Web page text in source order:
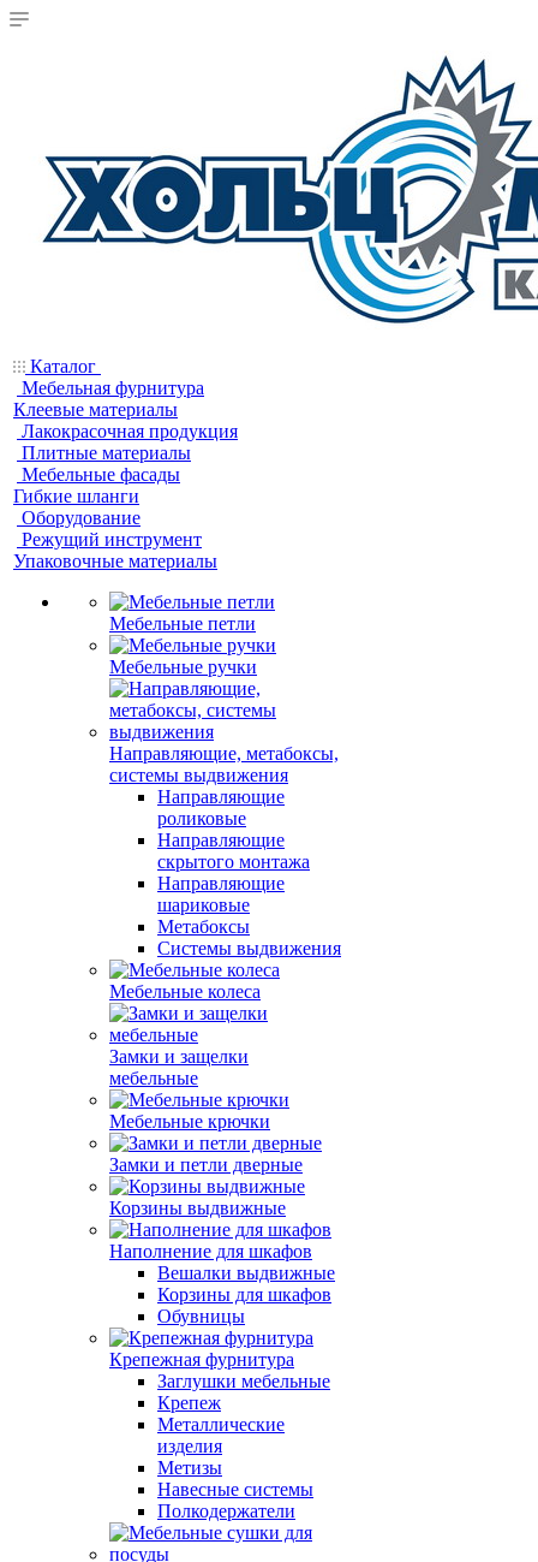
Каталог
Мебельная фурнитура
Клеевые материалы
Лакокрасочная продукция
Плитные материалы
Мебельные фасады
Гибкие шланги
Оборудование
Режущий инструмент
Упаковочные материалы
Мебельные петли
Мебельные ручки
Направляющие, метабоксы,
системы выдвижения
Направляющие
роликовые
Направляющие
скрытого монтажа
Направляющие
шариковые
Метабоксы
Системы выдвижения
Мебельные колеса
Замки и защелки
мебельные
Мебельные крючки
Замки и петли дверные
Корзины выдвижные
Наполнение для шкафов
Вешалки выдвижные
Корзины для шкафов
Обувницы
Крепежная фурнитура
Заглушки мебельные
Крепеж
Металлические
изделия
Метизы
Навесные системы
Полкодержатели